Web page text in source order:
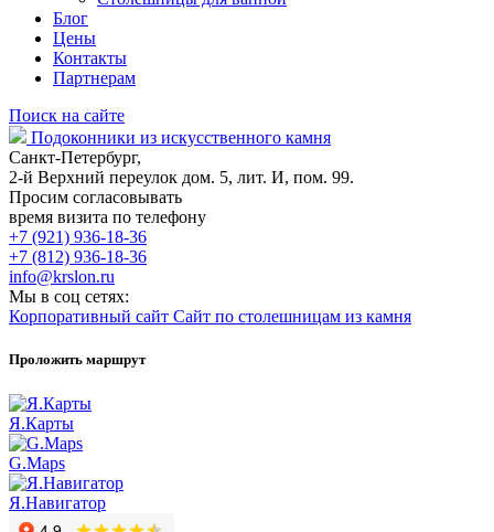
Блог
Цены
Контакты
Партнерам
Поиск на сайте
Подоконники из искусственного камня
Санкт-Петербург,
2-й Верхний переулок дом. 5, лит. И, пом. 99.
Просим согласовывать
время визита по телефону
+7 (921) 936-18-36
+7 (812) 936-18-36
info@krslon.ru
Мы в соц сетях:
Корпоративный сайт Сайт по столешницам из камня
Проложить маршрут
Я.Карты
G.Maps
Я.Навигатор